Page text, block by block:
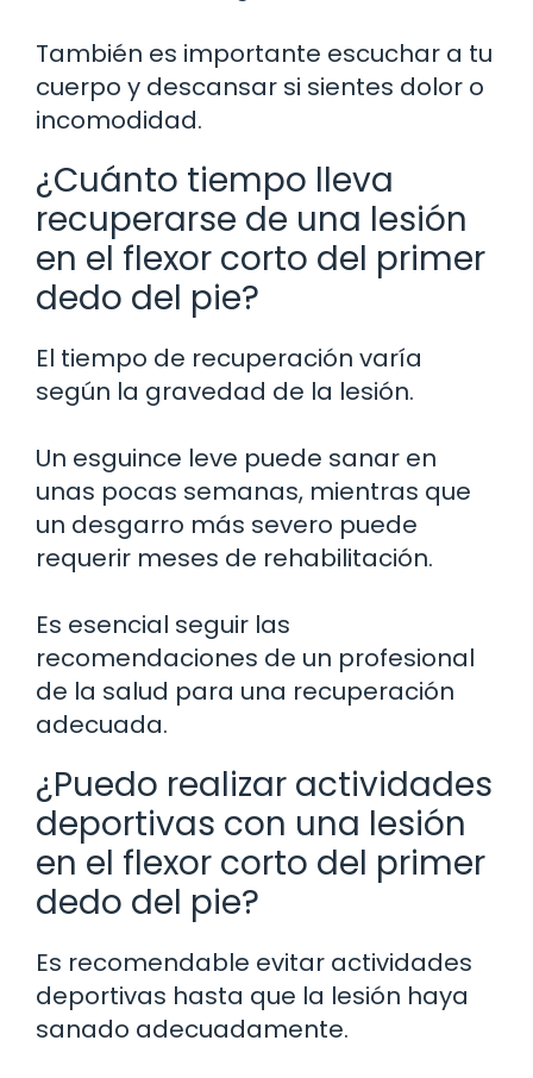
También es importante escuchar a tu
cuerpo y descansar si sientes dolor o
incomodidad.
¿Cuánto tiempo lleva
recuperarse de una lesión
en el flexor corto del primer
dedo del pie?
El tiempo de recuperación varía
según la gravedad de la lesión.
Un esguince leve puede sanar en
unas pocas semanas, mientras que
un desgarro más severo puede
requerir meses de rehabilitación.
Es esencial seguir las
recomendaciones de un profesional
de la salud para una recuperación
adecuada.
¿Puedo realizar actividades
deportivas con una lesión
en el flexor corto del primer
dedo del pie?
Es recomendable evitar actividades
deportivas hasta que la lesión haya
sanado adecuadamente.